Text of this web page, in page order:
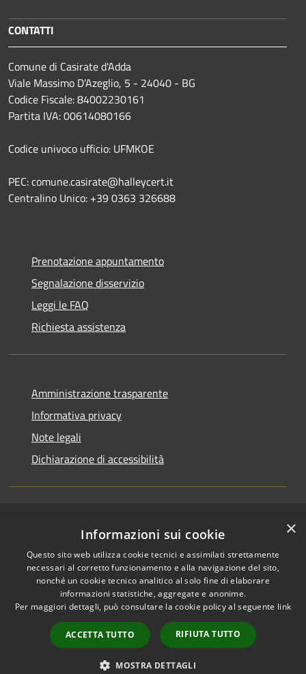
CONTATTI
Comune di Casirate d'Adda
Viale Massimo D’Azeglio, 5 - 24040 - BG
Codice Fiscale: 84002230161
Partita IVA: 00614080166
Codice univoco ufficio: UFMKOE
PEC: comune.casirate@halleycert.it
Centralino Unico: +39 0363 326688
Prenotazione appuntamento
Segnalazione disservizio
Leggi le FAQ
Richiesta assistenza
Amministrazione trasparente
Informativa privacy
Note legali
Dichiarazione di accessibilità
Privacy
Cookie
Mappa del sito
Permessi web -
dipendenti
Permessi web -
Copyright © 2026 • Comune di
Casirate d'Adda • Powered by
Municipium•Accesso
redazione
×
Informazioni sui cookie
Questo sito web utilizza cookie tecnici e assimilati strettamente
necessari al corretto funzionamento e alla navigazione del sito,
nonché un cookie tecnico analitico al solo fine di elaborare
informazioni statistiche, aggregate e anonime.
Per maggiori dettagli, può consultare la cookie policy al seguente link
ACCETTA TUTTO RIFIUTA TUTTO
MOSTRA DETTAGLI